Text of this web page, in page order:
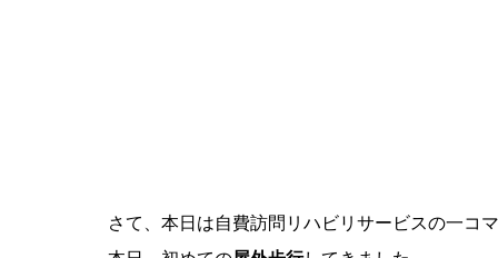
さて、本日は自費訪問リハビリサービスの一コ